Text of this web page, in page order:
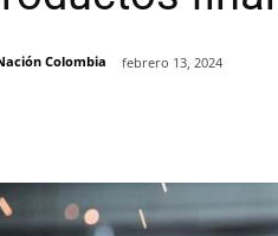
Colombia febrero 13, 2024